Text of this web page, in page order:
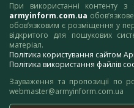
При використанні контенту
armyinform.com.ua
обов’язковим є розміщення у
відкритого для пошукових
матеріал.
Політика користування сайтом
Політика використання файлів
Зауваження та пропозиції по
webmaster@armyinform.com.ua